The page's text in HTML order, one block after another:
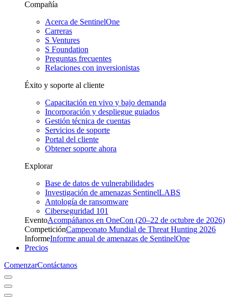
Compañía
Acerca de SentinelOne
Carreras
S Ventures
S Foundation
Preguntas frecuentes
Relaciones con inversionistas
Éxito y soporte al cliente
Capacitación en vivo y bajo demanda
Incorporación y despliegue guiados
Gestión técnica de cuentas
Servicios de soporte
Portal del cliente
Obtener soporte ahora
Explorar
Base de datos de vulnerabilidades
Investigación de amenazas SentinelLABS
Antología de ransomware
Ciberseguridad 101
EventoAcompáñanos en OneCon (20–22 de octubre de 2026)
CompeticiónCampeonato Mundial de Threat Hunting 2026
InformeInforme anual de amenazas de SentinelOne
Precios
ComenzarContáctanos